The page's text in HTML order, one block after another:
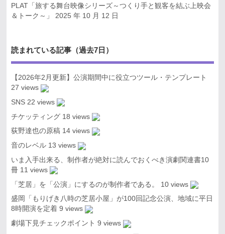
PLAT「旅する舞台映像シリーズ～つくり手と観客を結ぶ上映会
＆トーク～」
2025 年 10 月 12 日
読まれている記事（過去7日）
【2026年2月更新】公演期間中に役立つツール・テンプレート
27 views
SNS 22 views
チケッティング 18 views
荻野達也の原稿 14 views
音のレベル 13 views
いま入手出来る、制作者が絶対に読んでおくべき演劇関連書10
冊 11 views
「芝居」を「公演」にするのが制作者である。
10 views
盛岡「もりげき八時の芝居小屋」が100回記念公演、地域に平日
8時開演を定着 9 views
劇場下見チェックポイント 9 views